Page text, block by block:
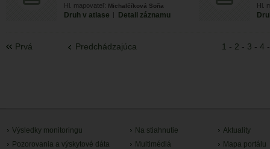
Hl. mapovateľ: Michalčíková Soňa
Druh v atlase | Detail záznamu
Hl.
Prvá Predchádzajúca 1 - 2 - 3 - 4
Výsledky monitoringu
Pozorovania a výskytové dáta
Na stiahnutie
Multimédiá
Aktuality
Mapa portálu